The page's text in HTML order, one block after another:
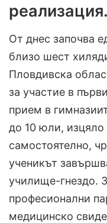
реализация.
От днес започва
близо шест
Пловдивска
за участие в
прием в
до 10 юли, изцяло
самостоятелно,
ученикът
училище-гнездо.
професионални
медицинско